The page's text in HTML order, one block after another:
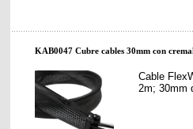
KAB0047 Cubre cables 30mm con
Cable
2m; 30mm